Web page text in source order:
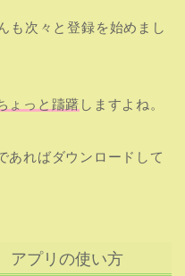
も次々と登録を始めまし
ょっと躊躇 しますよね。
あればダウンロードして
アプリの使い方